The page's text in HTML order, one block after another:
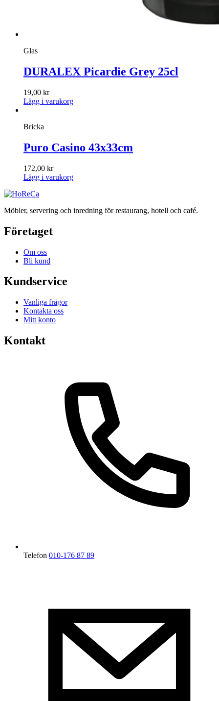
Glas
DURALEX Picardie Grey 25cl
19,00 kr
Lägg i varukorg
Bricka
Puro Casino 43x33cm
172,00 kr
Lägg i varukorg
Möbler, servering och inredning för restaurang, hotell och café.
Företaget
Om oss
Bli kund
Kundservice
Vanliga frågor
Kontakta oss
Mitt konto
Kontakt
Telefon 010-176 87 89